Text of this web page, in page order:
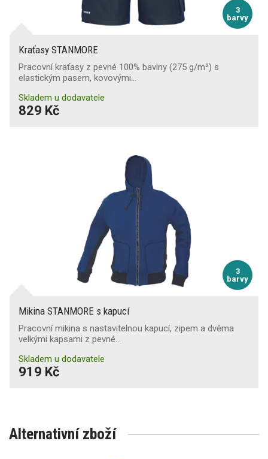
3
barvy
Kraťasy STANMORE
Pracovní kraťasy z pevné 100% bavlny (275 g/m²) s
elastickým pasem, kovovými…
Skladem u dodavatele
829 Kč
3
barvy
Mikina STANMORE s kapucí
Pracovní mikina s nastavitelnou kapucí, zipem a dvěma
velkými kapsami z pevné…
Skladem u dodavatele
919 Kč
Alternativní zboží